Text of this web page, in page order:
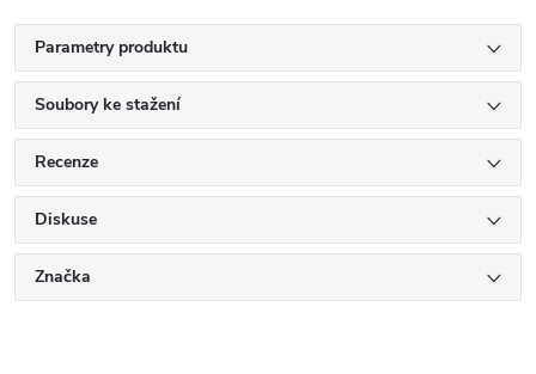
Parametry produktu
Soubory ke stažení
Recenze
Diskuse
Značka